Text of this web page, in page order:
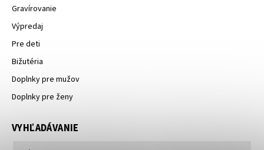
Gravírovanie
Výpredaj
Pre deti
Bižutéria
Doplnky pre mužov
Doplnky pre ženy
VYHĽADÁVANIE